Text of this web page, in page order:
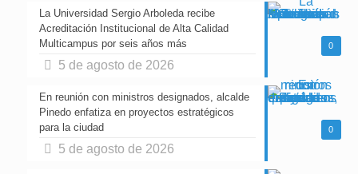
0
La Universidad Sergio Arboleda recibe
Acreditación Institucional de Alta Calidad
Multicampus por seis años más
5 de agosto de 2026
0
En reunión con ministros designados, alcalde
Pinedo enfatiza en proyectos estratégicos
para la ciudad
5 de agosto de 2026